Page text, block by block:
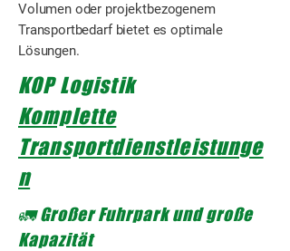
Volumen oder projektbezogenem
Transportbedarf bietet es optimale
Lösungen.
KOP Logistik
Komplette
Transportdienstleistunge
n
🚛 Großer Fuhrpark und große
Kapazität